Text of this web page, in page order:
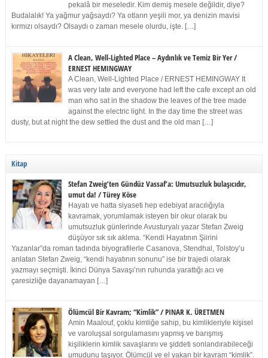
pekalâ bir meseledir. Kim demiş mesele değildir, diye?
Budalalık! Ya yağmur yağsaydı? Ya otların yeşili mor, ya denizin mavisi
kırmızı olsaydı? Olsaydı o zaman mesele olurdu, işte. […]
A Clean, Well-Lighted Place – Aydınlık ve Temiz Bir Yer /
ERNEST HEMINGWAY
A Clean, Well-Lighted Place / ERNEST HEMINGWAY It
was very late and everyone had left the cafe except an old
man who sat in the shadow the leaves of the tree made
against the electric light. In the day time the street was
dusty, but at night the dew settled the dust and the old man […]
Kitap
Stefan Zweig’ten Gündüz Vassaf’a: Umutsuzluk bulaşıcıdır,
umut da! / Türey Köse
Hayatı ve hatta siyaseti hep edebiyat aracılığıyla
kavramak, yorumlamak isteyen bir okur olarak bu
umutsuzluk günlerinde Avusturyalı yazar Stefan Zweig
düşüyor sık sık aklıma. “Kendi Hayatının Şiirini
Yazanlar”da roman tadında biyografilerle Casanova, Stendhal, Tolstoy’u
anlatan Stefan Zweig, “kendi hayatının sonunu” ise bir trajedi olarak
yazmayı seçmişti. İkinci Dünya Savaşı’nın ruhunda yarattığı acı ve
çaresizliğe dayanamayan […]
Ölümcül Bir Kavram; “Kimlik” / PINAR K. ÜRETMEN
Amin Maalouf, çoklu kimliğe sahip, bu kimlikleriyle kişisel
ve varoluşsal sorgulamasını yapmış ve barışmış
kişiliklerin kimlik savaşlarını ve şiddeti sonlandırabileceği
umudunu taşıyor. Ölümcül ve el yakan bir kavram “kimlik”.